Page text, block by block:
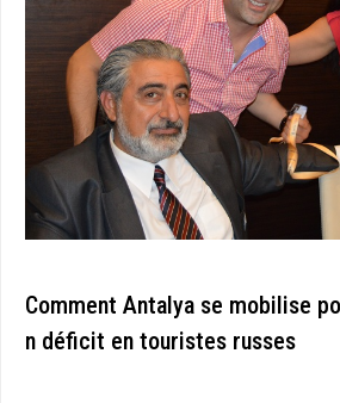
Comment Antalya se mobilise
n déficit en touristes russes